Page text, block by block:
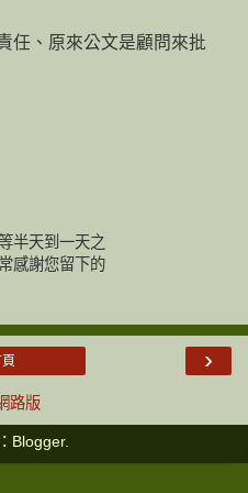
任、原來公文是顧問來批
半天到一天之
感謝您留下的
›
路版
Blogger.